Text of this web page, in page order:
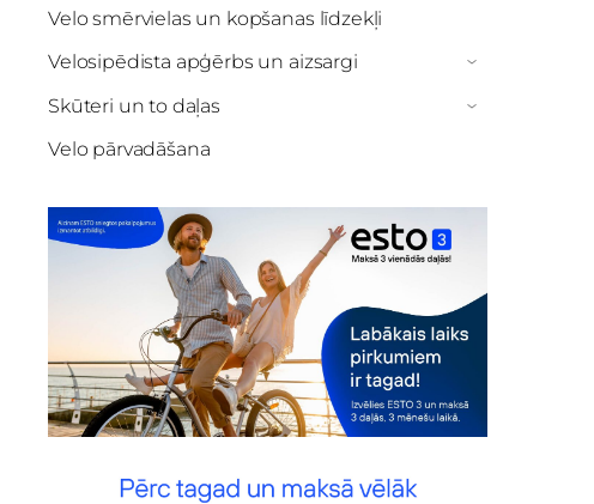
Velo smērvielas un kopšanas līdzekļi
Velosipēdista apģērbs un aizsargi
›
Skūteri un to daļas ›
Velo pārvadāšana